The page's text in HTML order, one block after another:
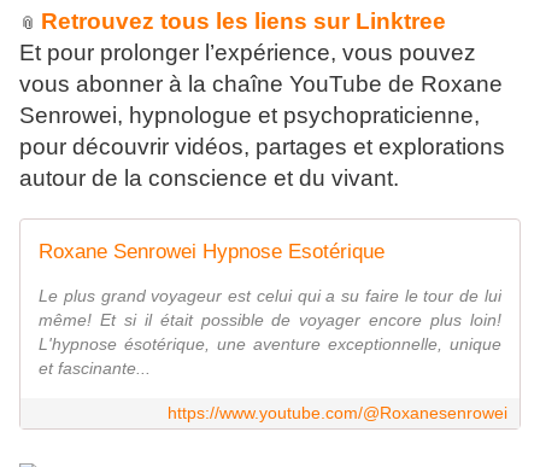
📎 Retrouvez tous les liens sur Linktree
Et pour prolonger l’expérience, vous pouvez
vous abonner à la chaîne YouTube de Roxane
Senrowei, hypnologue et psychopraticienne,
pour découvrir vidéos, partages et explorations
autour de la conscience et du vivant.
Roxane Senrowei Hypnose Esotérique
Le plus grand voyageur est celui qui a su faire le tour de lui
même! Et si il était possible de voyager encore plus loin!
L'hypnose ésotérique, une aventure exceptionnelle, unique
et fascinante...
https://www.youtube.com/@Roxanesenrowei